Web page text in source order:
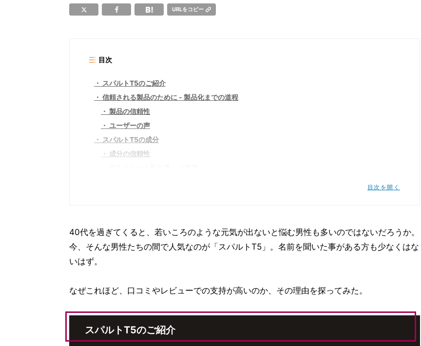
URLをコピー
目次
スパルトT5のご紹介
信頼される製品のために - 製品化までの道程
製品の信頼性
ユーザーの声
スパルトT5の成分
成分の信頼性
スパルトT5の購入方法
目次を開く
40代を過ぎてくると、若いころのような元気が出ないと悩む男性も多いのではないだろうか。
今、そんな男性たちの間で人気なのが「スパルトT5」。名前を聞いた事がある方も少なくはな
いはず。
なぜこれほど、口コミやレビューでの支持が高いのか、その理由を探ってみた。
スパルトT5のご紹介